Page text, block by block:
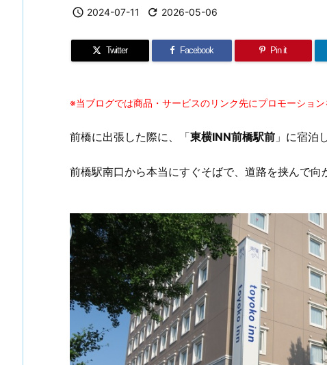
 2024-07-11  2026-05-06
Twitter Facebook Pin it
※当ブログでは商品・サービスのリンク先にプロモーション
前橋に出張した際に、「東横INN前橋駅前 」に宿泊
前橋駅南口から本当にすぐそばで、道路を挟んで向